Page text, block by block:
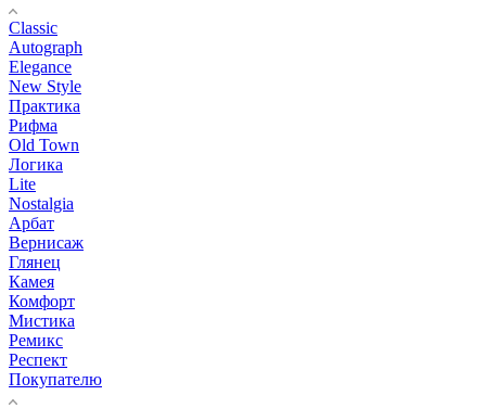
Classic
Autograph
Elegance
New Style
Практика
Рифма
Old Town
Логика
Lite
Nostalgia
Арбат
Вернисаж
Глянец
Камея
Комфорт
Мистика
Ремикс
Респект
Покупателю